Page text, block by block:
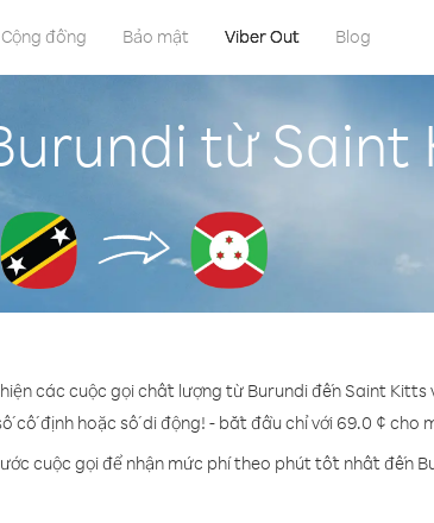
Cộng đồng Bảo mật Viber Out Blog
từ Saint
các cuộc gọi chất lượng từ Burundi đến Saint Kitts
cố định hoặc số di động! - bắt đầu chỉ với 69.0 ¢ cho
cuộc gọi để nhận mức phí theo phút tốt nhất đến